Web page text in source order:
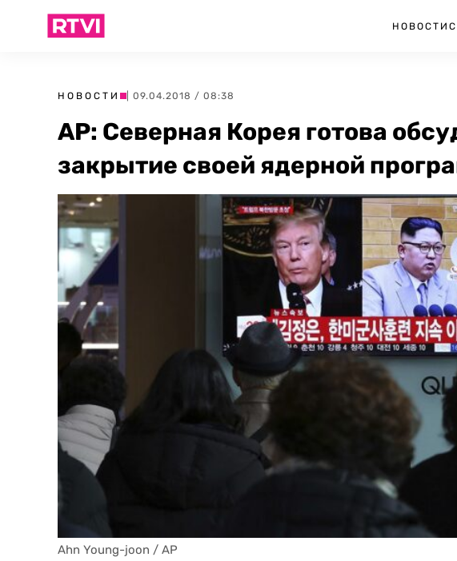
НОВОСТИ
НОВОСТИ | 09.04.2018 / 08:38
AP: Северная Корея готова
закрытие своей ядерной
Ahn Young-joon / AP